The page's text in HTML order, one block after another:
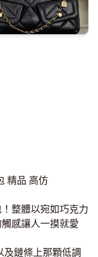
精品 高仿
整體以宛如巧克力
感讓人一摸就愛
及鏈條上那顆低調